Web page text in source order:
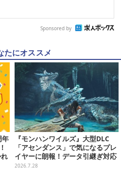
Sponsored by
たにオススメ
年
『モンハンワイルズ』大型DLC
「アセンダンス」で気になるプレ
イヤーに朗報！データ引継ぎ対応
の「序盤体験版」が配信決定
2026.7.28